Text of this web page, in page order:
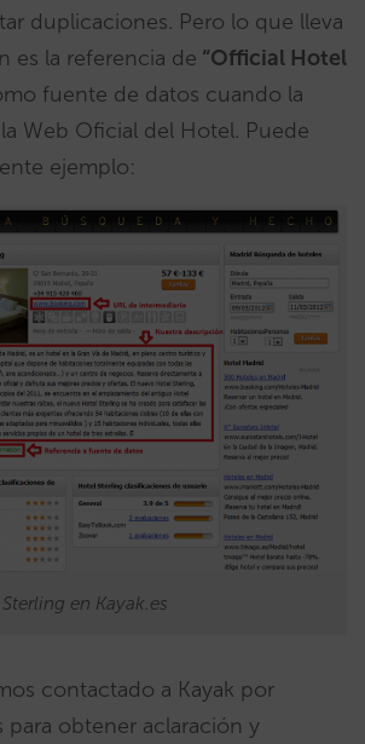
duplicaciones. Pero lo que lleva
es la referencia de “Official Hotel
fuente de datos cuando la
Web Oficial del Hotel. Puede
ejemplo:
en Kayak.es
contactado a Kayak por
para obtener aclaración y